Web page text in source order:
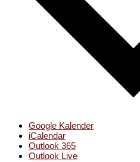
Google Kalender
iCalendar
Outlook 365
Outlook Live